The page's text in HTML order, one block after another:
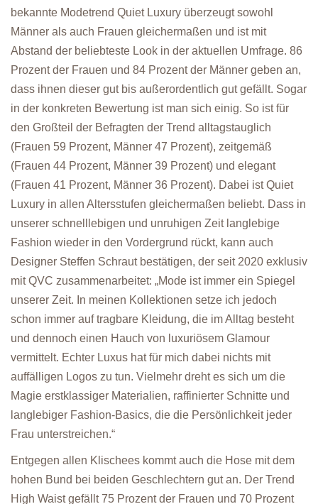
bekannte Modetrend Quiet Luxury überzeugt sowohl
Männer als auch Frauen gleichermaßen und ist mit
Abstand der beliebteste Look in der aktuellen Umfrage. 86
Prozent der Frauen und 84 Prozent der Männer geben an,
dass ihnen dieser gut bis außerordentlich gut gefällt. Sogar
in der konkreten Bewertung ist man sich einig. So ist für
den Großteil der Befragten der Trend alltagstauglich
(Frauen 59 Prozent, Männer 47 Prozent), zeitgemäß
(Frauen 44 Prozent, Männer 39 Prozent) und elegant
(Frauen 41 Prozent, Männer 36 Prozent). Dabei ist Quiet
Luxury in allen Altersstufen gleichermaßen beliebt. Dass in
unserer schnelllebigen und unruhigen Zeit langlebige
Fashion wieder in den Vordergrund rückt, kann auch
Designer Steffen Schraut bestätigen, der seit 2020 exklusiv
mit QVC zusammenarbeitet: „Mode ist immer ein Spiegel
unserer Zeit. In meinen Kollektionen setze ich jedoch
schon immer auf tragbare Kleidung, die im Alltag besteht
und dennoch einen Hauch von luxuriösem Glamour
vermittelt. Echter Luxus hat für mich dabei nichts mit
auffälligen Logos zu tun. Vielmehr dreht es sich um die
Magie erstklassiger Materialien, raffinierter Schnitte und
langlebiger Fashion-Basics, die die Persönlichkeit jeder
Frau unterstreichen.“
Entgegen allen Klischees kommt auch die Hose mit dem
hohen Bund bei beiden Geschlechtern gut an. Der Trend
High Waist gefällt 75 Prozent der Frauen und 70 Prozent